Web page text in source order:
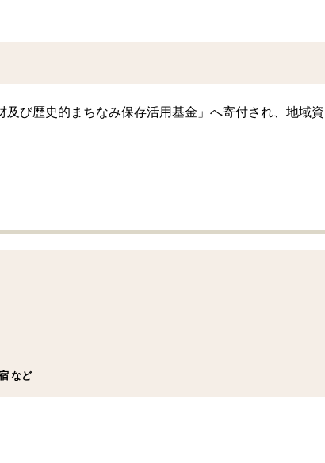
び歴史的まちなみ保存活用基金」へ寄付され、地域資
など